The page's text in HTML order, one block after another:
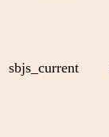
sbjs_current